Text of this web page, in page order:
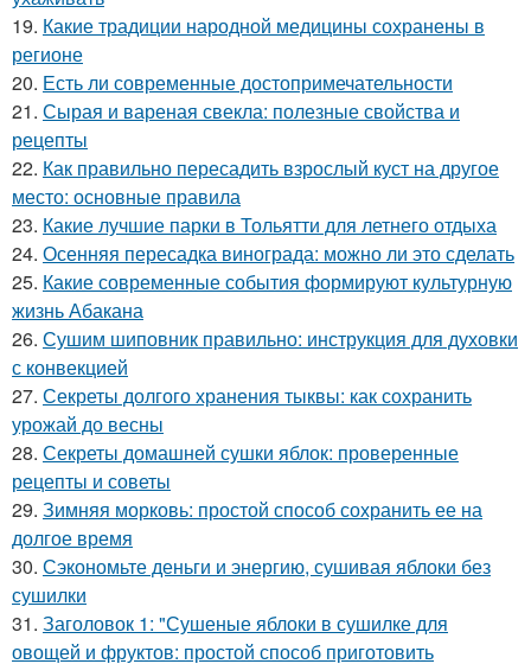
19. Какие традиции народной медицины сохранены в
регионе
20. Есть ли современные достопримечательности
21. Сырая и вареная свекла: полезные свойства и
рецепты
22. Как правильно пересадить взрослый куст на другое
место: основные правила
23. Какие лучшие парки в Тольятти для летнего отдыха
24. Осенняя пересадка винограда: можно ли это сделать
25. Какие современные события формируют культурную
жизнь Абакана
26. Сушим шиповник правильно: инструкция для духовки
с конвекцией
27. Секреты долгого хранения тыквы: как сохранить
урожай до весны
28. Секреты домашней сушки яблок: проверенные
рецепты и советы
29. Зимняя морковь: простой способ сохранить ее на
долгое время
30. Сэкономьте деньги и энергию, сушивая яблоки без
сушилки
31. Заголовок 1: "Сушеные яблоки в сушилке для
овощей и фруктов: простой способ приготовить